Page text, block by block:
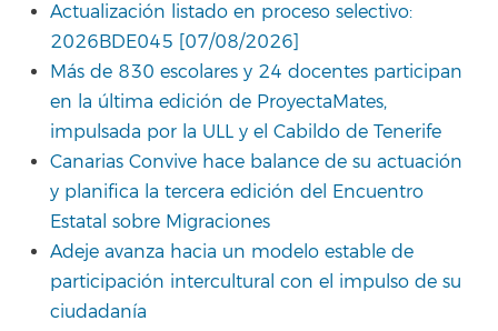
Actualización listado en proceso selectivo:
2026BDE045 [07/08/2026]
Más de 830 escolares y 24 docentes participan
en la última edición de ProyectaMates,
impulsada por la ULL y el Cabildo de Tenerife
Canarias Convive hace balance de su actuación
y planifica la tercera edición del Encuentro
Estatal sobre Migraciones
Adeje avanza hacia un modelo estable de
participación intercultural con el impulso de su
ciudadanía